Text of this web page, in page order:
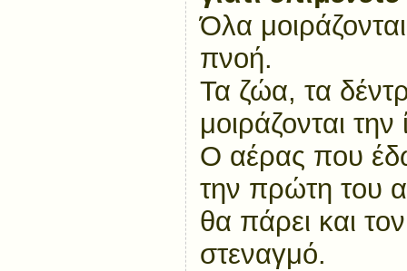
Όλα
πνοή.
Τα ζώα, τα
μοιράζονται
Ο αέρας που
την πρώτη του
θα πάρει και
στεναγμό.